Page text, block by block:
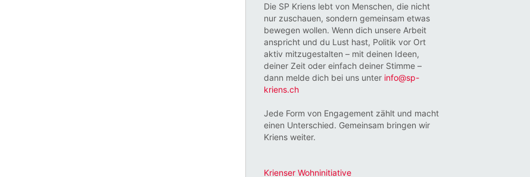
Die SP Kriens lebt von Menschen, die nicht
nur zuschauen, sondern gemeinsam etwas
bewegen wollen. Wenn dich unsere Arbeit
anspricht und du Lust hast, Politik vor Ort
aktiv mitzugestalten – mit deinen Ideen,
deiner Zeit oder einfach deiner Stimme –
dann melde dich bei uns unter info@sp-
kriens.ch
Jede Form von Engagement zählt und macht
einen Unterschied. Gemeinsam bringen wir
Kriens weiter.
Krienser Wohninitiative